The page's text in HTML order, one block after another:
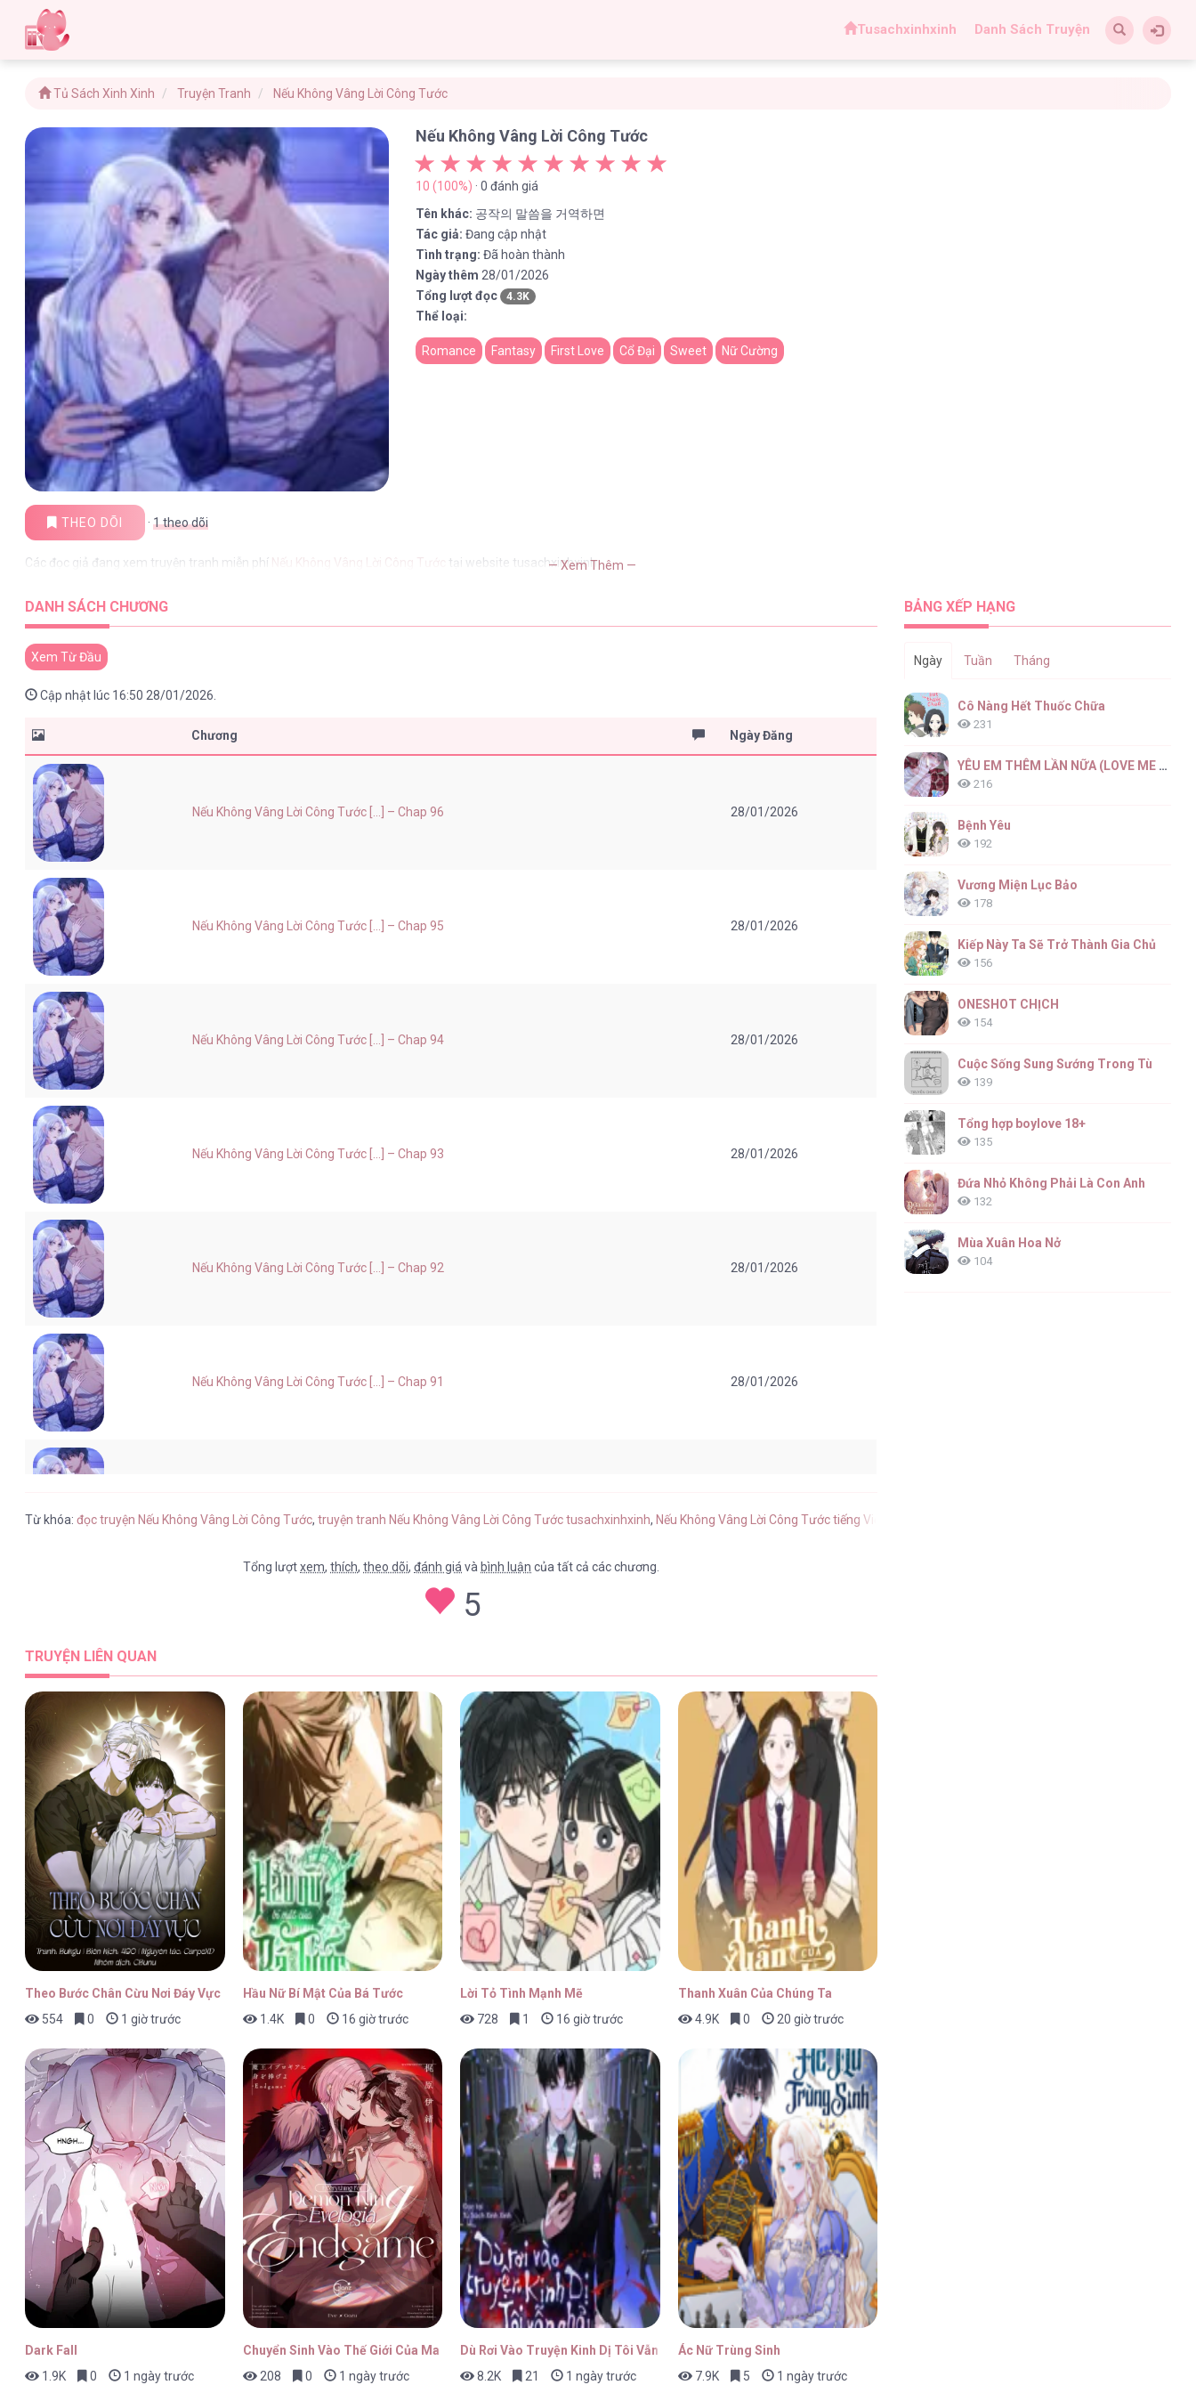
Tusachxinhxinh Danh Sách Truyện
Tủ Sách Xinh Xinh Truyện Tranh Nếu Không Vâng Lời Công Tước
Nếu Không Vâng Lời Công Tước
10 (100%) · 0 đánh giá
Tên khác: 공작의 말씀을 거역하면
Tác giả: Đang cập nhật
Tình trạng: Đã hoàn thành
Ngày thêm 28/01/2026
Tổng lượt đọc
4.3K
Thể loại:
Romance Fantasy First Love Cổ Đại Sweet Nữ Cường
THEO DÕI ·1theo dõi
Các đọc giả đang xem truyện tranh miễn phí Nếu Không Vâng Lời Công Tước tại website tusachxinhxinh
— Xem Thêm —
DANH SÁCH CHƯƠNG
Xem Từ Đầu
Cập nhật lúc 16:50 28/01/2026.
Chương Ngày Đăng
Nếu Không Vâng Lời Công Tước [...] – Chap 96 28/01/2026
Nếu Không Vâng Lời Công Tước [...] – Chap 95 28/01/2026
Nếu Không Vâng Lời Công Tước [...] – Chap 94 28/01/2026
Nếu Không Vâng Lời Công Tước [...] – Chap 93 28/01/2026
Nếu Không Vâng Lời Công Tước [...] – Chap 92 28/01/2026
Nếu Không Vâng Lời Công Tước [...] – Chap 91 28/01/2026
Nếu Không Vâng Lời Công Tước [...] – Chap 89
Nếu Không Vâng Lời Công Tước [...] – Chap 88 28/01/2026
Nếu Không Vâng Lời Công Tước [...] – Chap 87 28/01/2026
Nếu Không Vâng Lời Công Tước [...] – Chap 86 28/01/2026
Nếu Không Vâng Lời Công Tước [...] – Chap 85 28/01/2026
Nếu Không Vâng Lời Công Tước [...] – Chap 84 28/01/2026
Nếu Không Vâng Lời Công Tước [...] – Chap 83 28/01/2026
Từ khóa:đọc truyện Nếu Không Vâng Lời Công Tước,truyện tranh Nếu Không Vâng Lời Công Tước tusachxinhxinh,Nếu Không Vâng Lời Công Tước tiếng Việt
Tổng lượtxem,thích,theo dõi,đánh giá vàbình luận của tất cả các chương.
5
TRUYỆN LIÊN QUAN
Theo Bước Chân Cừu Nơi Đáy Vực
554
0 1 giờ trước
Hầu Nữ Bí Mật Của Bá Tước
1.4K
0 16 giờ trước
Lời Tỏ Tình Mạnh Mẽ
728
1 16 giờ trước
Thanh Xuân Của Chúng Ta
4.9K
0 20 giờ trước
Dark Fall
1.9K
0 1 ngày trước
Chuyển Sinh Vào Thế Giới Của Ma Vương Evelogia
208
0 1 ngày trước
Dù Rơi Vào Truyện Kinh Dị Tôi Vẫn Phải Đi Làm
8.2K
21 1 ngày trước
Ác Nữ Trùng Sinh
7.9K
5 1 ngày trước
BẢNG XẾP HẠNG
Ngày Tuần Tháng
Cô Nàng Hết Thuốc Chữa
231
YÊU EM THÊM LẦN NỮA (LOVE ME AGAIN)
216
Bệnh Yêu
192
Vương Miện Lục Bảo
178
Kiếp Này Ta Sẽ Trở Thành Gia Chủ
156
ONESHOT CHỊCH
154
Cuộc Sống Sung Sướng Trong Tù
139
Tổng hợp boylove 18+
135
Đứa Nhỏ Không Phải Là Con Anh
132
Mùa Xuân Hoa Nở
104